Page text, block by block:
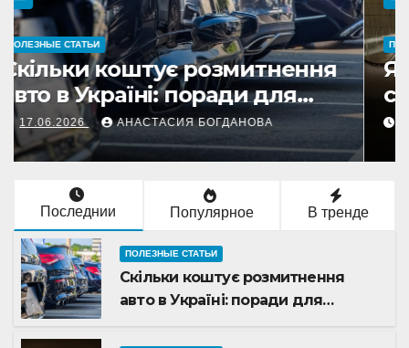
ПОЛЕЗНЫЕ СТАТЬИ
Скільки коштує розмитнення
авто в Україні: поради для
автолюбителів 2026
17.06.2026 АНАСТАСИЯ БОГДАНОВА
Последнии Популярное В тренде
ПОЛЕЗНЫЕ СТАТЬИ
Скільки коштує розмитнення
авто в Україні: поради для